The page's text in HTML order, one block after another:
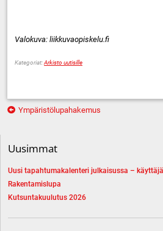
Valokuva: liikkuvaopiskelu.fi
Kategoriat:Arkisto uutisille
Artikkelien
Ympäristölupahakemus
Uusimmat
Uusi tapahtumakalenteri julkaisussa –
Rakentamislupa
Kutsuntakuulutus 2026